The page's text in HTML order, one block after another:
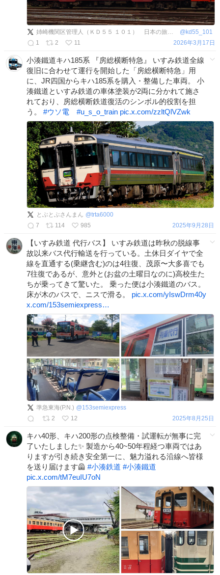
姉崎機関区管理人（ＫＤ５５ １０１） 日本の旅客鉄道全線乗車完了。 @ kd55_101
1
2 11 2026年3月17日
小湊鐵道キハ185系 『房総横断特急』 いすみ鉄道全線
復旧に合わせて運行を開始した「房総横断特急」用
に、JR四国からキハ185系を購入・整備した車両。 小
湊鐵道といすみ鉄道の車体塗装が2両に分かれて施さ
れており、房総横断鉄道復活のシンボル的役割を担
う。 #ウソ電 #u_s_o_train pic.x.com/zzltQlVZwk
とぶとぶさんまん @trta6000
7
114 985 2025年9月28日
【いすみ鉄道 代行バス】 いすみ鉄道は昨秋の脱線事
故以来バス代行輸送を行っている。土休日ダイヤで全
線を直通する(乗継含む)のは4往復、茂原〜大多喜でも
7往復であるが、意外と(お盆の土曜日なのに)高校生た
ちが乗ってきて驚いた。 乗った便は小湊鐵道のバス。
床が木のバスで、ニスで滑る。 pic.x.com/yIswDrm40y
x.com/153semiexpress…
準急東海(P.N.) @153semiexpress
2
12 2025年8月25日
キハ40形、キハ200形の点検整備・試運転が無事に完
了いたしました✨ 製造から40~50年程経つ車両ではあ
りますが引き続き安全第一に、魅力溢れる沿線へ皆様
を送り届けます🦺 #小湊鉄道 #小湊鐵道
pic.x.com/tM7euIU7oN